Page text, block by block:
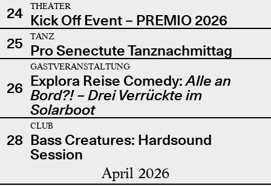
24
THEATER
Kick Off Event – PREMIO 2026
25
TANZ
Pro Senectute Tanznachmittag
26
GASTVERANSTALTUNG
Explora Reise Comedy:Alle an
Bord?! – Drei Verrückte im
Solarboot
28
CLUB
Bass Creatures: Hardsound
Session
April 2026